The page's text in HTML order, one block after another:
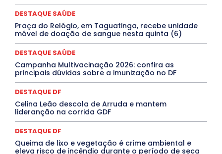
Febre Oropouche
FILMES
Goiás
INTELIGÊNCIA ARTIFICIAL
Jogos Online
JUDICIÁRIO LITERATURA
Maranhão
Marburg
Mato Grosso
Mato Grosso do Sul
MEIO AMBIENTE
Minas Gerais MOBILIDADE
MPOX
MÚSICA
O Plantonista
PROCESSO SELETIVO
PUBLIEDITORIAL
QUALIFICAÇÃO PROFISSIONAL
RESIDÊNCIA
Santa Catarina
Saúde Agora
SEGURANÇA
Soltando o Verbo
TÁ FROID?
TEATRO
Tocantins
Utilidade Pública ZikaVirus
Mais
DESTAQUE SAÚDE
Praça do Relógio, em Taguatinga, recebe unidade
móvel de doação de sangue nesta quinta (6)
DESTAQUE SAÚDE
Campanha Multivacinação 2026: confira as
principais dúvidas sobre a imunização no DF
DESTAQUE DF
Celina Leão descola de Arruda e mantem
lideranção na corrida GDF
DESTAQUE DF
Queima de lixo e vegetação é crime ambiental e
eleva risco de incêndio durante o período de seca